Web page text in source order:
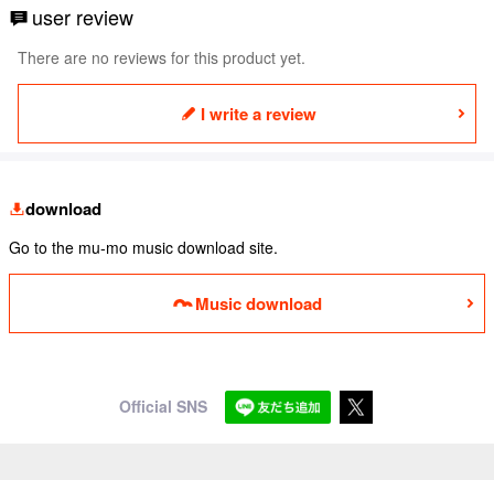
user review
There are no reviews for this product yet.
I write a review
download
Go to the mu-mo music download site.
Music download
Official SNS